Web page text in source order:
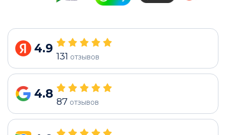
4.9
131 отзывов
4.8
87 отзывов